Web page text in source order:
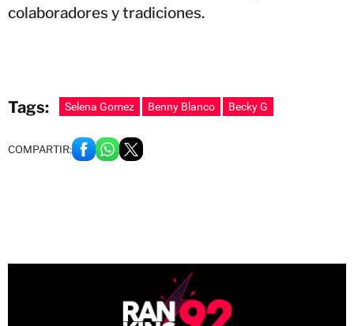
colaboradores y tradiciones.
Tags: Selena Gomez Benny Blanco Becky G
COMPARTIR: